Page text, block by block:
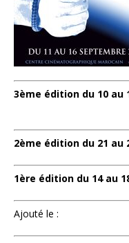
3ème édition du 10 au
2ème édition du 21 au
1ère édition du 14 au
Ajouté le :